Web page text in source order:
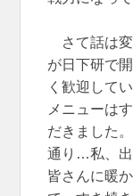
さて話は変
が日下研で
く歓迎して
メニューは
だきました
通り…私、出
皆さんに暖